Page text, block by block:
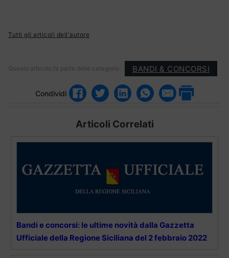
Tutti gli articoli dell'autore
Questo articolo fa parte delle categorie: BANDI & CONCORSI
Condividi
Articoli Correlati
Bandi e concorsi: le ultime novità dalla Gazzetta
Ufficiale della Regione Siciliana del 2 febbraio 2022